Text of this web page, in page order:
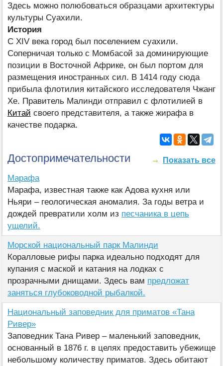
Здесь можно полюбоваться образцами архитектуры
культуры Суахили.
История
С XIV века город был поселением суахили.
Соперничая только с Момбасой за доминирующие
позиции в Восточной Африке, он был портом для
размещения иностранных сил. В 1414 году сюда
прибыла флотилия китайского исследователя Чжанг
Хе. Правитель Малинди отправил с флотилией в
Китай своего представителя, а также жирафа в
качестве подарка.
Показать все
Достопримечательности
Марафа
Марафа, известная также как Адова кухня или
Ньяри – геологическая аномалия. За годы ветра и
дождей превратили холм из песчаника в цепь
ущелий.
Морской национальный парк Малинди
Коралловые рифы парка идеально подходят для
купания с маской и катания на лодках с
прозрачными днищами. Здесь вам предложат
заняться глубоководной рыбалкой.
Национальный заповедник для приматов «Тана
Ривер»
Заповедник Тана Ривер – маленький заповедник,
основанный в 1876 г. в целях предоставить убежище
небольшому количеству приматов. Здесь обитают